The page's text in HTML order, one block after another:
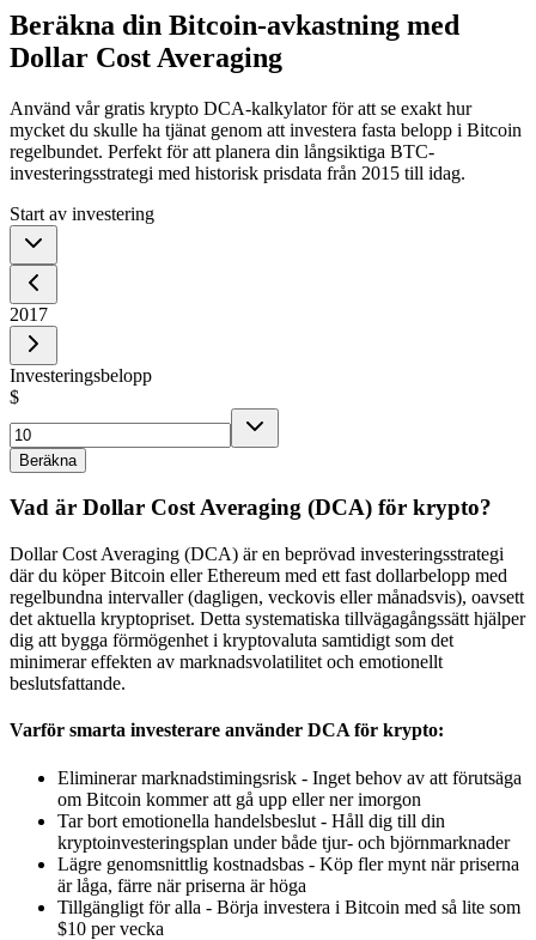
Beräkna din Bitcoin-avkastning med
Dollar Cost Averaging
Använd vår gratis krypto DCA-kalkylator för att se exakt hur
mycket du skulle ha tjänat genom att investera fasta belopp i Bitcoin
regelbundet. Perfekt för att planera din långsiktiga BTC-
investeringsstrategi med historisk prisdata från 2015 till idag.
Start av investering
2017
Investeringsbelopp
$
Beräkna
Vad är Dollar Cost Averaging (DCA) för krypto?
Dollar Cost Averaging (DCA) är en beprövad investeringsstrategi
där du köper Bitcoin eller Ethereum med ett fast dollarbelopp med
regelbundna intervaller (dagligen, veckovis eller månadsvis), oavsett
det aktuella kryptopriset. Detta systematiska tillvägagångssätt hjälper
dig att bygga förmögenhet i kryptovaluta samtidigt som det
minimerar effekten av marknadsvolatilitet och emotionellt
beslutsfattande.
Varför smarta investerare använder DCA för krypto:
Eliminerar marknadstimingsrisk - Inget behov av att förutsäga
om Bitcoin kommer att gå upp eller ner imorgon
Tar bort emotionella handelsbeslut - Håll dig till din
kryptoinvesteringsplan under både tjur- och björnmarknader
Lägre genomsnittlig kostnadsbas - Köp fler mynt när priserna
är låga, färre när priserna är höga
Tillgängligt för alla - Börja investera i Bitcoin med så lite som
$10 per vecka